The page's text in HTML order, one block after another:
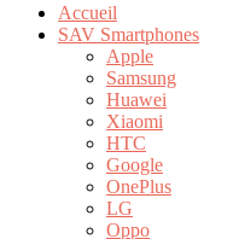
Accueil
SAV Smartphones
Apple
Samsung
Huawei
Xiaomi
HTC
Google
OnePlus
LG
Oppo